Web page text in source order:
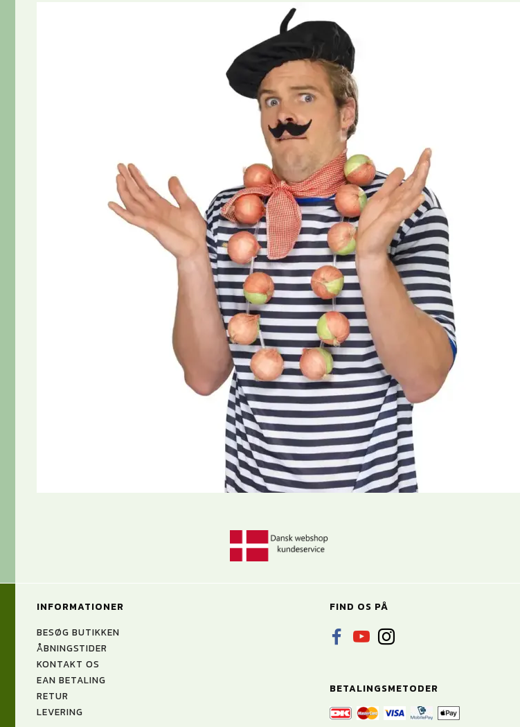
INFORMATIONER
BESØG BUTIKKEN
ÅBNINGSTIDER
KONTAKT OS
EAN BETALING
RETUR
LEVERING
FIND OS PÅ
BETALINGSMETODER